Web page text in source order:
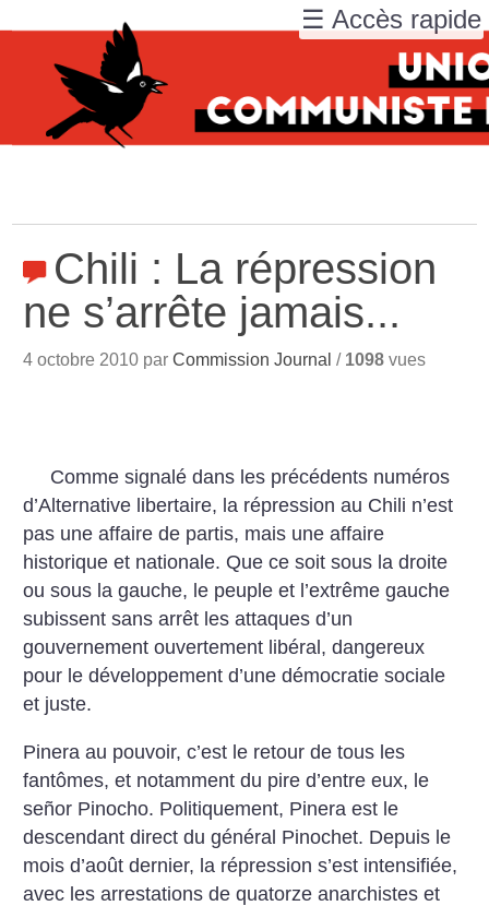
Chili : La répression
ne s’arrête jamais...
4 octobre 2010 parCommission Journal / 1098 vues
Comme signalé dans les précédents numéros
d’Alternative libertaire, la répression au Chili n’est
pas une affaire de partis, mais une affaire
historique et nationale. Que ce soit sous la droite
ou sous la gauche, le peuple et l’extrême gauche
subissent sans arrêt les attaques d’un
gouvernement ouvertement libéral, dangereux
pour le développement d’une démocratie sociale
et juste.
Pinera au pouvoir, c’est le retour de tous les
fantômes, et notamment du pire d’entre eux, le
señor Pinocho. Politiquement, Pinera est le
descendant direct du général Pinochet. Depuis le
mois d’août dernier, la répression s’est intensifiée,
avec les arrestations de quatorze anarchistes et
☰ Accès rapide